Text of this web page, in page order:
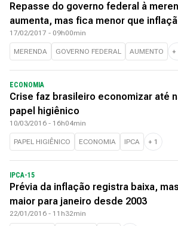
Repasse do governo federal à
aumenta, mas fica menor que
17/02/2017 - 09h00min
MERENDA GOVERNO FEDERAL AUMENTO +
ECONOMIA
Crise faz brasileiro economizar até
papel higiênico
10/03/2016 - 16h04min
PAPEL HIGIÊNICO ECONOMIA IPCA + 1
IPCA-15
Prévia da inflação registra baixa,
maior para janeiro desde 2003
22/01/2016 - 11h32min